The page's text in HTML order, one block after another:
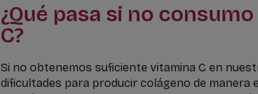
¿Qué pasa si no
C?
Si no obtenemos suficiente vitamina C en
dificultades para producir colágeno de manera